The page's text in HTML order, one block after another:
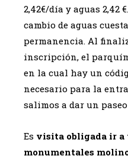
2,42€/día y aguas 2,42
cambio de aguas
permanencia. Al
inscripción, el
en la cual hay un
necesario para la
salimos a dar un
Es visita obligada ir a
monumentales